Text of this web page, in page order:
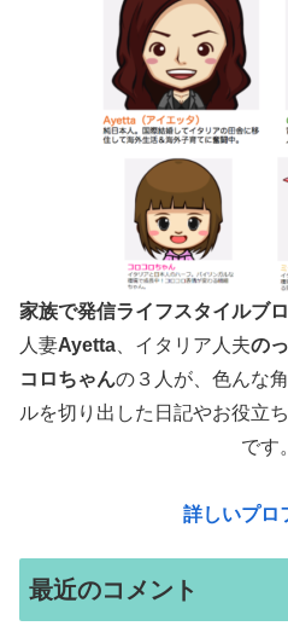
家族で発信ライフスタイルブ
人妻Ayetta 、イタリア人夫の
コロちゃんの３人が、色んな
ルを切り出した日記やお役立
です。
詳しいプロ
最近のコメント